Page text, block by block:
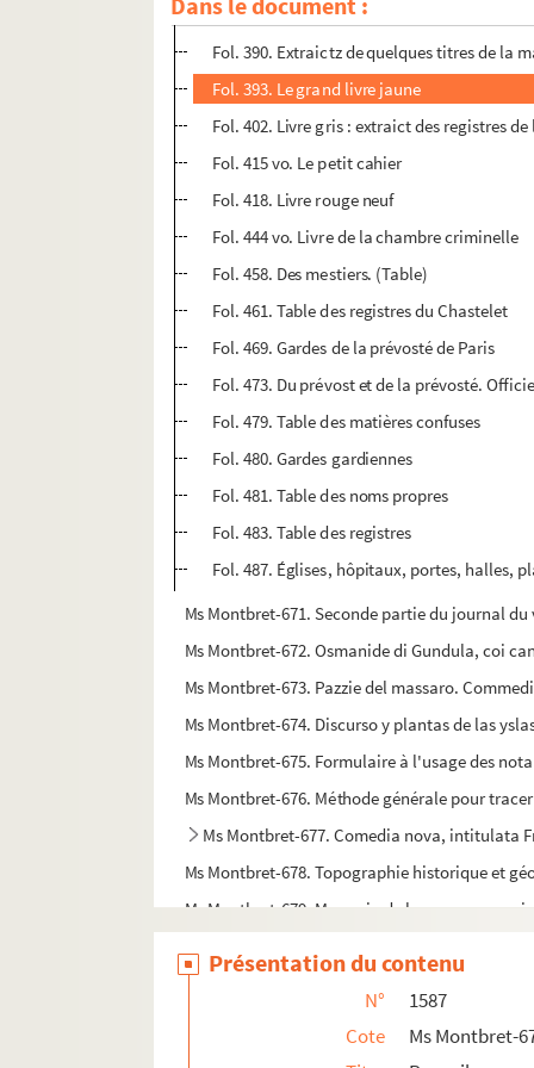
Fol. 388 vo. Extraictz des Chartres de
Fol. 390. Extraictz de quelques titres de la
Fol. 393. Le grand livre jaune
Fol. 402. Livre gris : extraict des registres
Fol. 415 vo. Le petit cahier
Fol. 418. Livre rouge neuf
Fol. 444 vo. Livre de la chambre criminelle
Fol. 458. Des mestiers. (Table)
Fol. 461. Table des registres du Chastelet
Fol. 469. Gardes de la prévosté de Paris
Fol. 473. Du prévost et de la prévosté.
Fol. 479. Table des matières confuses
Fol. 480. Gardes gardiennes
Fol. 481. Table des noms propres
Fol. 483. Table des registres
Fol. 487. Églises, hôpitaux, portes, halles,
Ms Montbret-671. Seconde partie du journal
Ms Montbret-672. Osmanide di Gundula, coi
Ms Montbret-673. Pazzie del massaro.
Ms Montbret-674. Discurso y plantas de las
Ms Montbret-675. Formulaire à l'usage des
Ms Montbret-676. Méthode générale pour
Ms Montbret-677. Comedia nova, intitulata
Ms Montbret-678. Topographie historique et
Ms Montbret-679. Memoria de los reynos,
Ms Montbret-681. Extraict des ordonnances
Présentation du contenu
N°
1587
Cote
Ms Montbret-